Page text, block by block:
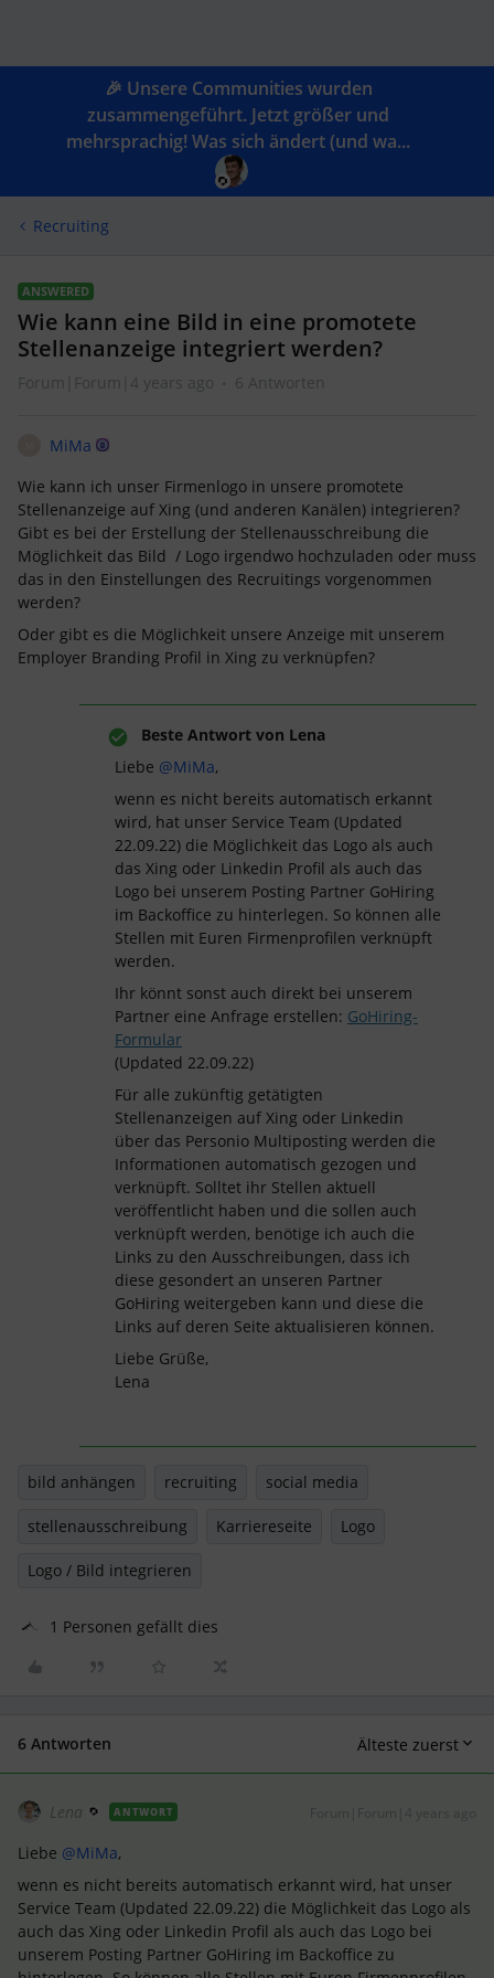
🎉 Unsere Communities wurden
zusammengeführt. Jetzt größer und
mehrsprachig! Was sich ändert (und wa...
Recruiting
ANSWERED
Wie kann eine Bild in eine promotete
Stellenanzeige integriert werden?
Forum|Forum|4 years ago 6 Antworten
MiMa
Wie kann ich unser Firmenlogo in unsere promotete
Stellenanzeige auf Xing (und anderen Kanälen) integrieren?
Gibt es bei der Erstellung der Stellenausschreibung die
Möglichkeit das Bild / Logo irgendwo hochzuladen oder muss
das in den Einstellungen des Recruitings vorgenommen
werden?
Oder gibt es die Möglichkeit unsere Anzeige mit unserem
Employer Branding Profil in Xing zu verknüpfen?
Beste Antwort von Lena
Liebe @MiMa,
wenn es nicht bereits automatisch erkannt
wird, hat unser Service Team (Updated
22.09.22) die Möglichkeit das Logo als auch
das Xing oder Linkedin Profil als auch das
Logo bei unserem Posting Partner GoHiring
im Backoffice zu hinterlegen. So können alle
Stellen mit Euren Firmenprofilen verknüpft
werden.
Ihr könnt sonst auch direkt bei unserem
Partner eine Anfrage erstellen: GoHiring-
Formular
(Updated 22.09.22)
Für alle zukünftig getätigten
Stellenanzeigen auf Xing oder Linkedin
über das Personio Multiposting werden die
Informationen automatisch gezogen und
verknüpft. Solltet ihr Stellen aktuell
veröffentlicht haben und die sollen auch
verknüpft werden, benötige ich auch die
Links zu den Ausschreibungen, dass ich
diese gesondert an unseren Partner
GoHiring weitergeben kann und diese die
Links auf deren Seite aktualisieren können.
Liebe Grüße,
Lena
bild anhängen recruiting social media
stellenausschreibung Karriereseite Logo
Logo / Bild integrieren
1 Personen gefällt dies
6 Antworten Älteste zuerst
Lena ANTWORT
Liebe @MiMa,
wenn es nicht bereits automatisch erkannt wird, hat unser
Service Team (Updated 22.09.22) die Möglichkeit das Logo als
auch das Xing oder Linkedin Profil als auch das Logo bei
unserem Posting Partner GoHiring im Backoffice zu